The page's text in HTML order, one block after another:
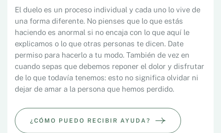
El duelo es un proceso individual y cada uno lo vive de
una forma diferente. No pienses que lo que estás
haciendo es anormal si no encaja con lo que aquí le
explicamos o lo que otras personas te dicen. Date
permiso para hacerlo a tu modo. También de vez en
cuando sepas que debemos reponer el dolor y disfrutar
de lo que todavía tenemos: esto no significa olvidar ni
dejar de amar a la persona que hemos perdido.
¿CÓMO PUEDO RECIBIR AYUDA?